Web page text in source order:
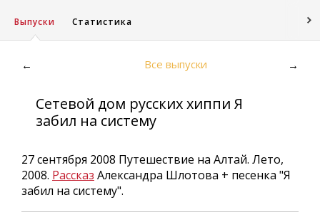
Выпуски Статистика
← Все выпуски →
Сетевой дом русских хиппи Я
забил на систему
27 сентября 2008 Путешествие на Алтай. Лето,
2008. Рассказ Александра Шлотова + песенка "Я
забил на систему".